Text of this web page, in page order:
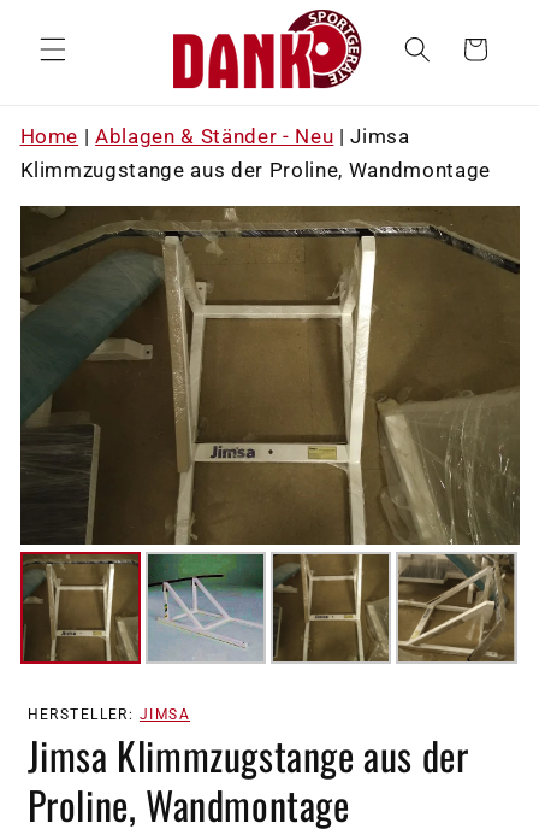
Inhalt
Warenkorb
Home |Ablagen & Ständer - Neu |Jimsa
Klimmzugstange aus der Proline, Wandmontage
HERSTELLER: JIMSA
Jimsa Klimmzugstange aus der
Proline, Wandmontage